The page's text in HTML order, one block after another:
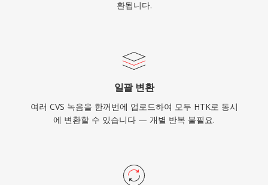
환됩니다.
일괄 변환
여러 CVS 녹음을 한꺼번에 업로드하여 모두 HTK로 동시
에 변환할 수 있습니다 — 개별 반복 불필요.